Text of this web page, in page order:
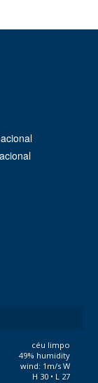
céu limpo
49% humidity
wind: 1m/s W
H 30 • L 27